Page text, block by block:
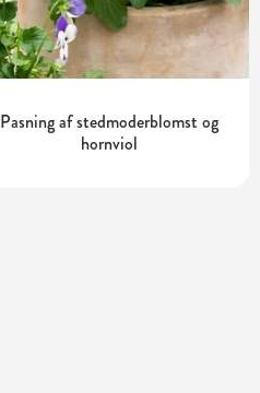
Pasning af stedmoderblomst og
hornviol